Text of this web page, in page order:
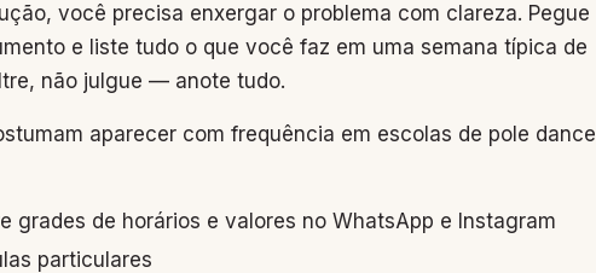
você precisa enxergar o problema com clareza. Pegue
e liste tudo o que você faz em uma semana típica de
não julgue — anote tudo.
aparecer com frequência em escolas de pole dance
grades de horários e valores no WhatsApp e Instagram
particulares